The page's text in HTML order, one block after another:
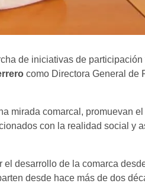
de iniciativas de participación
como Directora General de
mirada comarcal, promuevan
con la realidad social y
desarrollo de la comarca
desde hace más de dos